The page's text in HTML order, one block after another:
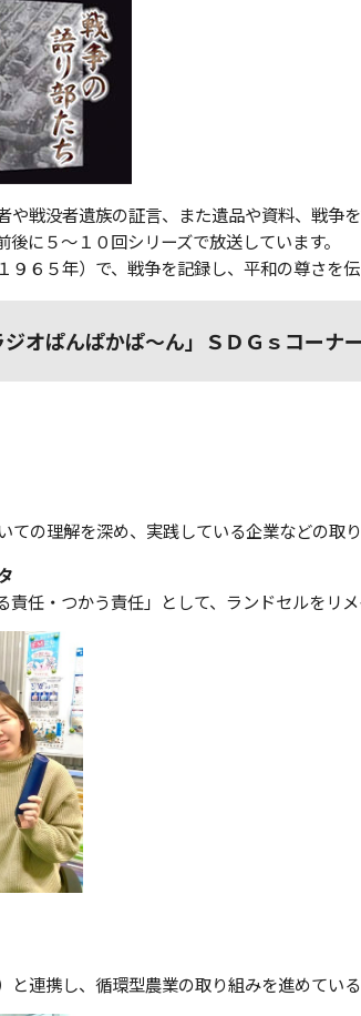
戦没者遺族の証言、また遺品や資料、戦争
に５～１０回シリーズで放送しています。
６５年）で、戦争を記録し、平和の尊さを
オぱんぱかぱ～ん」ＳＤＧｓコーナー
ての理解を深め、実践している企業などの取
任・つかう責任」として、ランドセルをリ
と連携し、循環型農業の取り組みを進めてい